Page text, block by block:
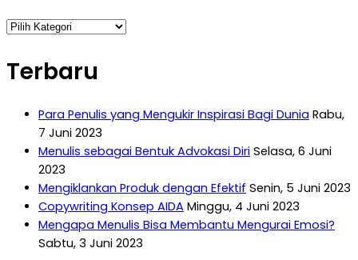
Kategori
Terbaru
Para Penulis yang Mengukir Inspirasi Bagi Dunia Rabu,
7 Juni 2023
Menulis sebagai Bentuk Advokasi Diri Selasa, 6 Juni
2023
Mengiklankan Produk dengan Efektif Senin, 5 Juni 2023
Copywriting Konsep AIDA Minggu, 4 Juni 2023
Mengapa Menulis Bisa Membantu Mengurai Emosi?
Sabtu, 3 Juni 2023